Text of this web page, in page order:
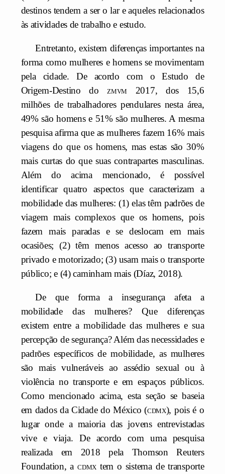
destinos tendem a ser o lar e aqueles relacionados
às atividades de trabalho e estudo.
Entretanto, existem diferenças importantes na
forma como mulheres e homens se movimentam
pela cidade. De acordo com o Estudo de
Origem-Destino do zmvm 2017, dos 15,6
milhões de trabalhadores pendulares nesta área,
49% são homens e 51% são mulheres. A mesma
pesquisa afirma que as mulheres fazem 16% mais
viagens do que os homens, mas estas são 30%
mais curtas do que suas contrapartes masculinas.
Além do acima mencionado, é possível
identificar quatro aspectos que caracterizam a
mobilidade das mulheres: (1) elas têm padrões de
viagem mais complexos que os homens, pois
fazem mais paradas e se deslocam em mais
ocasiões; (2) têm menos acesso ao transporte
privado e motorizado; (3) usam mais o transporte
público; e (4) caminham mais (Díaz, 2018).
De que forma a insegurança afeta a
mobilidade das mulheres? Que diferenças
existem entre a mobilidade das mulheres e sua
percepção de segurança? Além das necessidades e
padrões específicos de mobilidade, as mulheres
são mais vulneráveis ao assédio sexual ou à
violência no transporte e em espaços públicos.
Como mencionado acima, esta seção se baseia
em dados da Cidade do México (cdmx), pois é o
lugar onde a maioria das jovens entrevistadas
vive e viaja. De acordo com uma pesquisa
realizada em 2018 pela Thomson Reuters
Foundation, acdmx tem o sistema de transporte